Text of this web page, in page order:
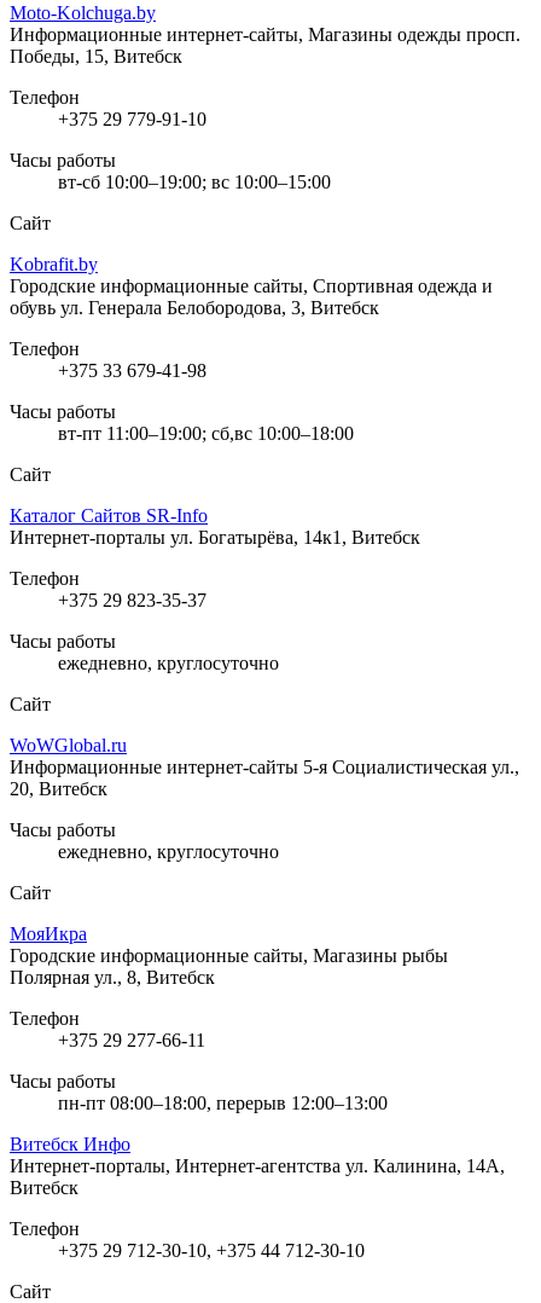
Moto-Kolchuga.by
Информационные интернет-сайты, Магазины одежды просп.
Победы, 15, Витебск
Телефон
+375 29 779-91-10
Часы работы
вт-сб 10:00–19:00; вс 10:00–15:00
Сайт
Kobrafit.by
Городские информационные сайты, Спортивная одежда и
обувь ул. Генерала Белобородова, 3, Витебск
Телефон
+375 33 679-41-98
Часы работы
вт-пт 11:00–19:00; сб,вс 10:00–18:00
Сайт
Каталог Сайтов SR-Info
Интернет-порталы ул. Богатырёва, 14к1, Витебск
Телефон
+375 29 823-35-37
Часы работы
ежедневно, круглосуточно
Сайт
WoWGlobal.ru
Информационные интернет-сайты 5-я Социалистическая ул.,
20, Витебск
Часы работы
ежедневно, круглосуточно
Сайт
МояИкра
Городские информационные сайты, Магазины рыбы
Полярная ул., 8, Витебск
Телефон
+375 29 277-66-11
Часы работы
пн-пт 08:00–18:00, перерыв 12:00–13:00
Витебск Инфо
Интернет-порталы, Интернет-агентства ул. Калинина, 14А,
Витебск
Телефон
+375 29 712-30-10, +375 44 712-30-10
Сайт